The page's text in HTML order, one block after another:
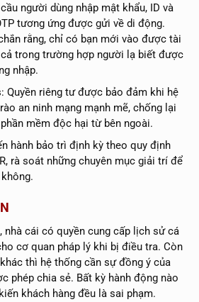
người dùng nhập mật khẩu, ID và
tương ứng được gửi về di động.
rằng, chỉ có bạn mới vào được tài
trong trường hợp người lạ biết được
nhập.
Quyền riêng tư được bảo đảm khi hệ
an ninh mạng mạnh mẽ, chống lại
mềm độc hại từ bên ngoài.
hành bảo trì định kỳ theo quy định
rà soát những chuyên mục giải trí để
nhà cái có quyền cung cấp lịch sử cá
cơ quan pháp lý khi bị điều tra. Còn
thì hệ thống cần sự đồng ý của
phép chia sẻ. Bất kỳ hành động nào
khách hàng đều là sai phạm.